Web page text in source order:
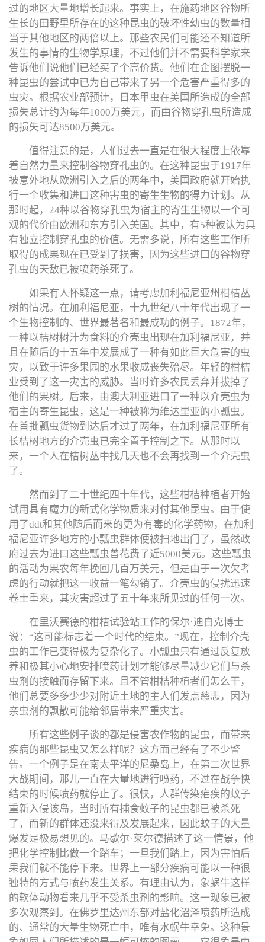
过的地区大量地增长起来。事实上，在施药地区谷物所
生长的田野里所存在的这种昆虫的破坏性幼虫的数量相
当于其他地区的两倍以上。那些农民们可能还不知道所
发生的事情的生物学原理，不过他们并不需要科学家来
告诉他们说他们已经买了个高价货。他们在企图摆脱一
种昆虫的尝试中已为自己带来了另一个危害严重得多的
虫灾。根据农业部预计，日本甲虫在美国所造成的全部
损失总计约为每年1000万美元，而由谷物穿孔虫所造成
的损失可达8500万美元。
值得注意的是，人们过去一直是在很大程度上依靠
着自然力量来控制谷物穿孔虫的。在这种昆虫于1917年
被意外地从欧洲引入之后的两年中，美国政府就开始执
行一个收集和进口这种害虫的寄生生物的得力计划。从
那时起，24种以谷物穿孔虫为宿主的寄生生物以一个可
观的代价由欧洲和东方引入美国。其中，有5种被认为具
有独立控制穿孔虫的价值。无需多说，所有这些工作所
取得的成果现在已受到了损害，因为这些进口的谷物穿
孔虫的天敌已被喷药杀死了。
如果有人怀疑这一点，请考虑加利福尼亚州柑桔丛
树的情况。在加利福尼亚，十九世纪八十年代出现了一
个生物控制的、世界最著名和最成功的例子。1872年，
一种以桔树树汁为食料的介壳虫出现在加利福尼亚，并
且在随后的十五年中发展成了一种有如此巨大危害的虫
灾，以致于许多果园的水果收成丧失殆尽。年轻的柑桔
业受到了这一灾害的威胁。当时许多农民丢弃并拔掉了
他们的果树。后来，由澳大利亚进口了一种以介壳虫为
宿主的寄生昆虫，这是一种被称为维达里亚的小瓢虫。
在首批瓢虫货物到达后才过了两年，在加利福尼亚所有
长桔树地方的介壳虫已完全置于控制之下。从那时以
来，一个人在桔树丛中找几天也不会再找到一个介壳虫
了。
然而到了二十世纪四十年代，这些柑桔种植者开始
试用具有魔力的新式化学物质来对付其他昆虫。由于使
用了ddt和其他随后而来的更为有毒的化学药物，在加利
福尼亚许多地方的小瓢虫群体便被扫地出门了，虽然政
府过去为进口这些瓢虫曾花费了近5000美元。这些瓢虫
的活动为果农每年挽回几百万美元，但是由于一次欠考
虑的行动就把这一收益一笔勾销了。介壳虫的侵扰迅速
卷土重来，其灾害超过了五十年来所见过的任何一次。
在里沃赛德的柑桔试验站工作的保尔·迪白克博士
说：“这可能标志着一个时代的结束。”现在，控制介壳
虫的工作已变得极为复杂化了。小瓢虫只有通过反复放
养和极其小心地安排喷药计划才能够尽量减少它们与杀
虫剂的接触而存留下来。且不管柑桔种植者们怎么干，
他们总要多多少少对附近土地的主人们发点慈悲，因为
亲虫剂的飘散可能给邻居带来严重灾害。
所有这些例子谈的都是侵害农作物的昆虫，而带来
疾病的那些昆虫又怎么样呢？这方面己经有了不少警
告。一个例子是在南太平洋的尼桑岛上，在第二次世界
大战期间，那儿一直在大量地进行喷药，不过在战争快
结束的时候喷药就停止了。很快，人群传染疟疾的蚊子
重新入侵该岛，当时所有捕食蚊子的昆虫都已被杀死
了，而新的群体还没来得及发展起来，因此蚊子的大量
爆发是极易想见的。马歇尔·莱尔德描述了这一情景，他
把化学控制比做一个踏车；一旦我们踏上，因为害怕后
果我们就不能停下来。世界上一部分疾病可能以一种很
独特的方式与喷药发生关系。有理由认为，象蜗牛这样
的软体动物看来几乎不受杀虫剂的影响。这一现象已被
多次观察到。在佛罗里达州东部对盐化沼泽喷药所造成
的、通常的大量生物死亡中，唯有水蜗牛幸免。这种景